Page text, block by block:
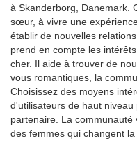
à Skanderborg, Danemark.
sœur, à vivre une
établir de nouvelles
prend en compte les
cher. Il aide à trouver de
vous romantiques, la
Choisissez des moyens
d'utilisateurs de haut
partenaire. La
des femmes qui changent